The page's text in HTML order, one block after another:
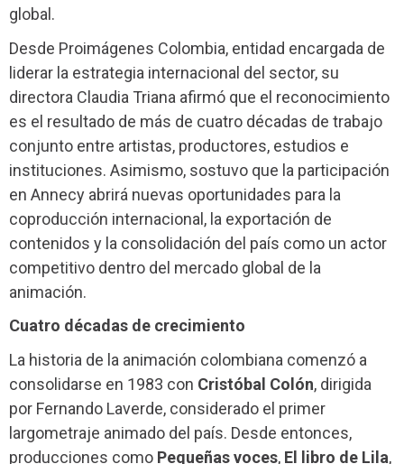
global.
Desde Proimágenes Colombia, entidad encargada de
liderar la estrategia internacional del sector, su
directora Claudia Triana afirmó que el reconocimiento
es el resultado de más de cuatro décadas de trabajo
conjunto entre artistas, productores, estudios e
instituciones. Asimismo, sostuvo que la participación
en Annecy abrirá nuevas oportunidades para la
coproducción internacional, la exportación de
contenidos y la consolidación del país como un actor
competitivo dentro del mercado global de la
animación.
Cuatro décadas de crecimiento
La historia de la animación colombiana comenzó a
consolidarse en 1983 con Cristóbal Colón, dirigida
por Fernando Laverde, considerado el primer
largometraje animado del país. Desde entonces,
producciones como Pequeñas voces, El libro de Lila,